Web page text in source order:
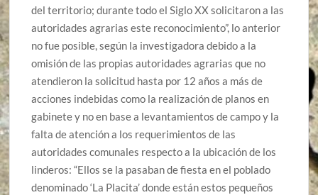
del territorio; durante todo el Siglo XX solicitaron a las
autoridades agrarias este reconocimiento”, lo anterior
no fue posible, según la investigadora debido a la
omisión de las propias autoridades agrarias que no
atendieron la solicitud hasta por 12 años a más de
acciones indebidas como la realización de planos en
gabinete y no en base a levantamientos de campo y la
falta de atención a los requerimientos de las
autoridades comunales respecto a la ubicación de los
linderos: “Ellos se la pasaban de fiesta en el poblado
denominado ‘La Placita’ donde están estos pequeños